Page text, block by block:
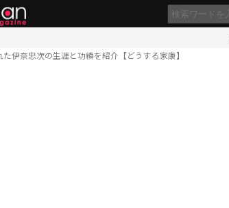
伊奈忠次の生涯と功績を紹介【どうする家康】